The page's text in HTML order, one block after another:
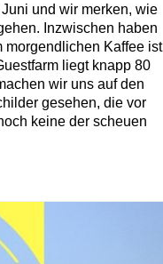
und wir merken, wie
Inzwischen haben
Kaffee ist
liegt knapp 80
wir uns auf den
gesehen, die vor
keine der scheuen